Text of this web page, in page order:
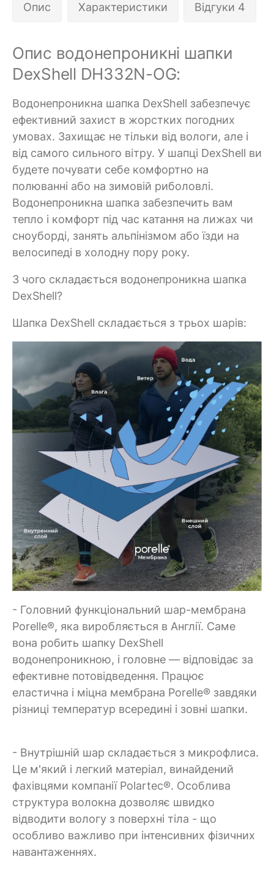
Опис Характеристики Відгуки 4
Опис водонепроникні шапки
DexShell DH332N-OG:
Водонепроникна шапка DexShell забезпечує
ефективний захист в жорстких погодних
умовах. Захищає не тільки від вологи, але і
від самого сильного вітру. У шапці DexShell ви
будете почувати себе комфортно на
полюванні або на зимовій риболовлі.
Водонепроникна шапка забезпечить вам
тепло і комфорт під час катання на лижах чи
сноуборді, занять альпінізмом або їзди на
велосипеді в холодну пору року.
З чого складається водонепроникна шапка
DexShell?
Шапка DexShell складається з трьох шарів:
- Головний функціональний шар-мембрана
Porelle®, яка виробляється в Англії. Саме
вона робить шапку DexShell
водонепроникною, і головне — відповідає за
ефективне потовідведення. Працює
еластична і міцна мембрана Porelle® завдяки
різниці температур всередині і зовні шапки.
- Внутрішній шар складається з микрофлиса.
Це м'який і легкий матеріал, винайдений
фахівцями компанії Polartec®. Особлива
структура волокна дозволяє швидко
відводити вологу з поверхні тіла - що
особливо важливо при інтенсивних фізичних
навантаженнях.